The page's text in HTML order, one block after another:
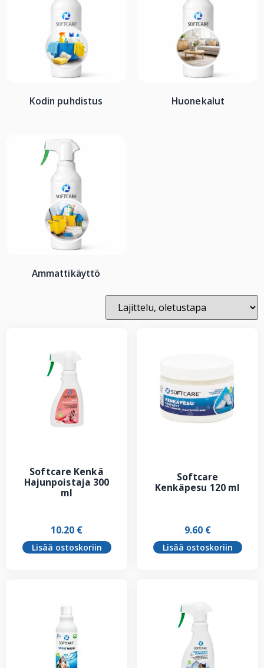
Kodin puhdistus Huonekalut
Ammattikäyttö
Softcare Kenkä
Hajunpoistaja 300
ml
10.20 €
Lisää ostoskoriin
Softcare
Kenkäpesu 120 ml
9.60 €
Lisää ostoskoriin